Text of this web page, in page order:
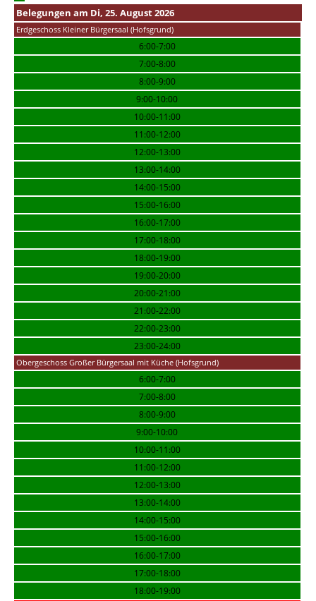
Belegungen am Di, 25. August 2026
Erdgeschoss Kleiner Bürgersaal (Hofsgrund)
6:00-7:00
7:00-8:00
8:00-9:00
9:00-10:00
10:00-11:00
11:00-12:00
12:00-13:00
13:00-14:00
14:00-15:00
15:00-16:00
16:00-17:00
17:00-18:00
18:00-19:00
19:00-20:00
20:00-21:00
21:00-22:00
22:00-23:00
23:00-24:00
Obergeschoss Großer Bürgersaal mit Küche (Hofsgrund)
6:00-7:00
7:00-8:00
8:00-9:00
9:00-10:00
10:00-11:00
11:00-12:00
12:00-13:00
13:00-14:00
14:00-15:00
15:00-16:00
16:00-17:00
17:00-18:00
18:00-19:00